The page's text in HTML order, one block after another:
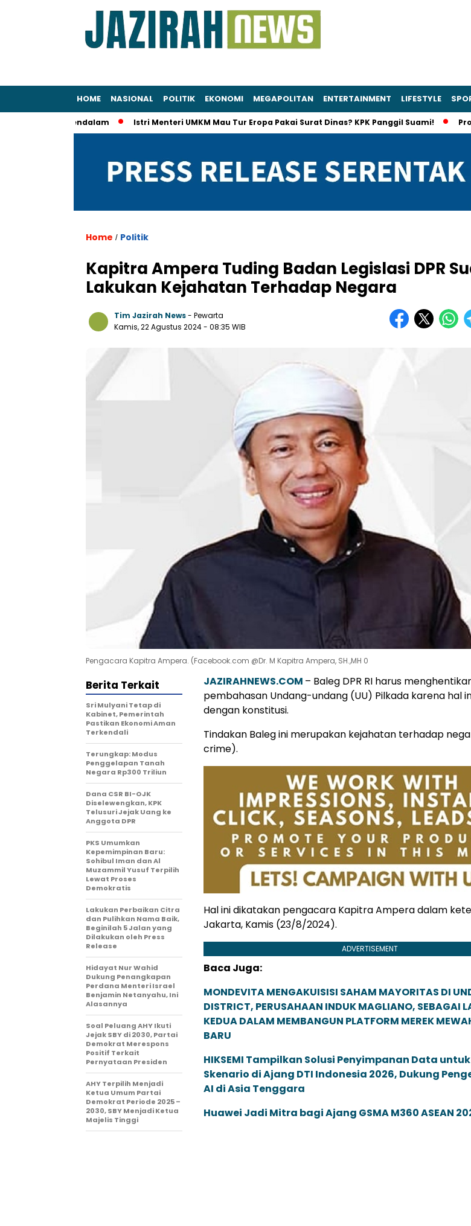
HOME NASIONAL POLITIK EKONOMI MEGAPOLITAN ENTERTAINMENT LIFESTYLE
Istri Menteri UMKM Mau Tur Eropa Pakai Surat Dinas? KPK Panggil Suami! Proyek
Home / Politik
Kapitra Ampera Tuding Badan Legislasi DPR
Lakukan Kejahatan Terhadap Negara
Tim Jazirah News- Pewarta
Kamis, 22 Agustus 2024- 08:35 WIB
Pengacara Kapitra Ampera. (Facebook.com @Dr. M Kapitra Ampera, SH.,MH 0
JAZIRAHNEWS.COM – Baleg DPR RI harus
pembahasan Undang-undang (UU) Pilkada karena hal
dengan konstitusi.
Tindakan Baleg ini merupakan kejahatan terhadap
crime).
Hal ini dikatakan pengacara Kapitra Ampera dalam
Jakarta, Kamis (23/8/2024).
ADVERTISEMENT
Baca Juga:
MONDEVITA MENGAKUISISI SAHAM MAYORITAS DI
DISTRICT, PERUSAHAAN INDUK MAGLIANO, SEBAGAI
KEDUA DALAM MEMBANGUN PLATFORM MEREK
BARU
HIKSEMI Tampilkan Solusi Penyimpanan Data
Skenario di Ajang DTI Indonesia 2026, Dukung
AI di Asia Tenggara
Huawei Jadi Mitra bagi Ajang GSMA M360 ASEAN
Berita Terkait
Sri Mulyani Tetap di
Kabinet, Pemerintah
Pastikan Ekonomi Aman
Terkendali
Terungkap: Modus
Penggelapan Tanah
Negara Rp300 Triliun
Dana CSR BI-OJK
Diselewengkan, KPK
Telusuri Jejak Uang ke
Anggota DPR
PKS Umumkan
Kepemimpinan Baru:
Sohibul Iman dan Al
Muzammil Yusuf Terpilih
Lewat Proses
Demokratis
Lakukan Perbaikan Citra
dan Pulihkan Nama Baik,
Beginilah 5 Jalan yang
Dilakukan oleh Press
Release
Hidayat Nur Wahid
Dukung Penangkapan
Perdana Menteri Israel
Benjamin Netanyahu, Ini
Alasannya
Soal Peluang AHY Ikuti
Jejak SBY di 2030, Partai
Demokrat Merespons
Positif Terkait
Pernyataan Presiden
AHY Terpilih Menjadi
Ketua Umum Partai
Demokrat Periode 2025 –
2030, SBY Menjadi Ketua
Majelis Tinggi